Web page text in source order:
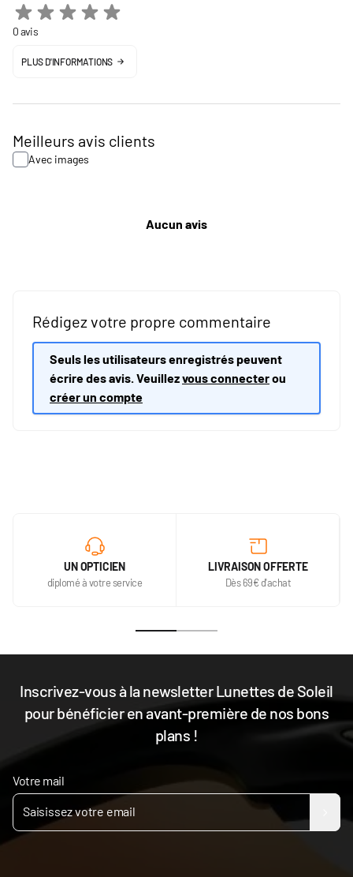
0 avis
PLUS D'INFORMATIONS
Meilleurs avis clients
Avec images
Aucun avis
Rédigez votre propre commentaire
Seuls les utilisateurs enregistrés peuvent
écrire des avis. Veuillezvous connecterou
créer un compte
UN OPTICIEN
diplomé à votre service
LIVRAISON OFFERTE
Dès 69€ d'achat
Inscrivez-vous à la newsletter Lunettes de Soleil
pour bénéficier en avant-première de nos bons
plans !
Votre mail